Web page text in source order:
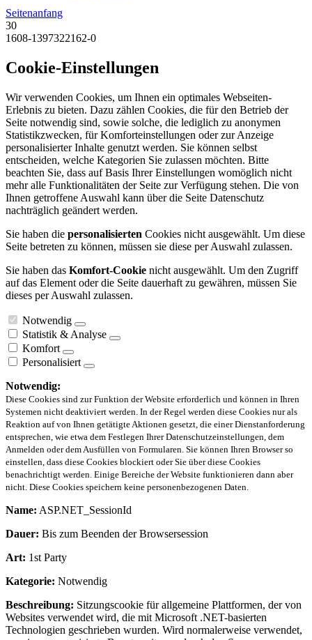
Seitenanfang
30
1608-1397322162-0
Cookie-Einstellungen
Wir verwenden Cookies, um Ihnen ein optimales Webseiten-
Erlebnis zu bieten. Dazu zählen Cookies, die für den Betrieb der
Seite notwendig sind, sowie solche, die lediglich zu anonymen
Statistikzwecken, für Komforteinstellungen oder zur Anzeige
personalisierter Inhalte genutzt werden. Sie können selbst
entscheiden, welche Kategorien Sie zulassen möchten. Bitte
beachten Sie, dass auf Basis Ihrer Einstellungen womöglich nicht
mehr alle Funktionalitäten der Seite zur Verfügung stehen. Die von
Ihnen getroffene Auswahl kann über die Seite Datenschutz
nachträglich geändert werden.
Sie haben die personalisierten Cookies nicht ausgewählt. Um diese
Seite betreten zu können, müssen sie diese per Auswahl zulassen.
Sie haben das Komfort-Cookie nicht ausgewählt. Um den Zugriff
auf das Element oder die Seite dauerhaft zu gewähren, müssen Sie
dieses per Auswahl zulassen.
Notwendig
Statistik & Analyse
Komfort
Personalisiert
Notwendig:
Diese Cookies sind zur Funktion der Website erforderlich und können in Ihren
Systemen nicht deaktiviert werden. In der Regel werden diese Cookies nur als
Reaktion auf von Ihnen getätigte Aktionen gesetzt, die einer Dienstanforderung
entsprechen, wie etwa dem Festlegen Ihrer Datenschutzeinstellungen, dem
Anmelden oder dem Ausfüllen von Formularen. Sie können Ihren Browser so
einstellen, dass diese Cookies blockiert oder Sie über diese Cookies
benachrichtigt werden. Einige Bereiche der Website funktionieren dann aber
nicht. Diese Cookies speichern keine personenbezogenen Daten.
Name: ASP.NET_SessionId
Dauer: Bis zum Beenden der Browsersession
Art: 1st Party
Kategorie: Notwendig
Beschreibung: Sitzungscookie für allgemeine Plattformen, der von
Websites verwendet wird, die mit Microsoft .NET-basierten
Technologien geschrieben wurden. Wird normalerweise verwendet,